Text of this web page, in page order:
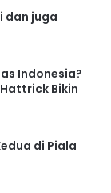
dan juga
Indonesia?
Bikin
di Piala